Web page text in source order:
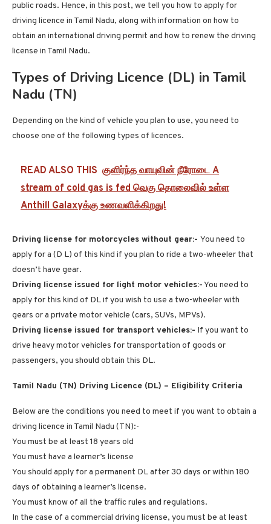
public roads. Hence, in this post, we tell you how to apply for
driving licence in Tamil Nadu, along with information on how to
obtain an international driving permit and how to renew the driving
license in Tamil Nadu.
Types of Driving Licence (DL) in Tamil
Nadu (TN)
Depending on the kind of vehicle you plan to use, you need to
choose one of the following types of licences.
READ ALSO THIS குளிர்ந்த வாயுவின் நீரோடை A
stream of cold gas is fed வெகு தொலைவில் உள்ள
Anthill Galaxyக்கு உணவளிக்கிறது!
Driving license for motorcycles without gear:- You need to
apply for a (D L) of this kind if you plan to ride a two-wheeler that
doesn’t have gear.
Driving license issued for light motor vehicles:-You need to
apply for this kind of DL if you wish to use a two-wheeler with
gears or a private motor vehicle (cars, SUVs, MPVs).
Driving license issued for transport vehicles:- If you want to
drive heavy motor vehicles for transportation of goods or
passengers, you should obtain this DL.
Tamil Nadu (TN) Driving Licence (DL) – Eligibility Criteria
Below are the conditions you need to meet if you want to obtain a
driving licence in Tamil Nadu (TN):-
You must be at least 18 years old
You must have a learner’s license
You should apply for a permanent DL after 30 days or within 180
days of obtaining a learner’s license.
You must know of all the traffic rules and regulations.
In the case of a commercial driving license, you must be at least